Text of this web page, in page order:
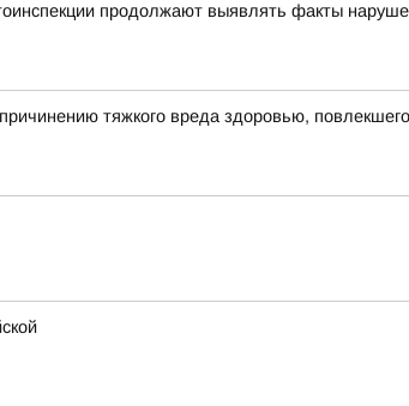
продолжают выявлять факты
тяжкого вреда здоровью,